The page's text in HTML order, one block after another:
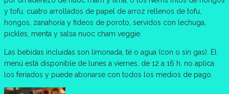
y tofu, cuatro arrollados de papel de arroz rellenos de tofu,
hongos, zanahoria y fideos de poroto, servidos con lechuga,
pickles, menta y salsa nuoc cham veggie.
Las bebidas incluidas son limonada, té o agua (con o sin gas). El
menú está disponible de lunes a viernes, de 12 a 16 h, no aplica
los feriados y puede abonarse con todos los medios de pago.